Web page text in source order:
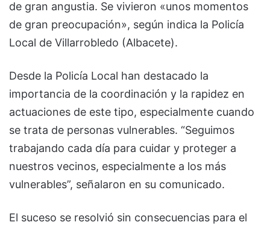
de gran angustia. Se vivieron «unos momentos
de gran preocupación», según indica la Policía
Local de Villarrobledo (Albacete).
Desde la Policía Local han destacado la
importancia de la coordinación y la rapidez en
actuaciones de este tipo, especialmente cuando
se trata de personas vulnerables. “Seguimos
trabajando cada día para cuidar y proteger a
nuestros vecinos, especialmente a los más
vulnerables”, señalaron en su comunicado.
El suceso se resolvió sin consecuencias para el